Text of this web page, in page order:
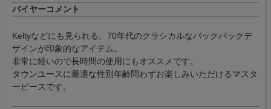
バイヤーコメント
Keltyなどにも見られる、70年代のクラシカルなバックパックデ
ザインが印象的なアイテム。
非常に軽いので長時間の使用にもオススメです。
タウンユースに最適な性別年齢問わずお楽しみいただけるマスタ
ーピースです。